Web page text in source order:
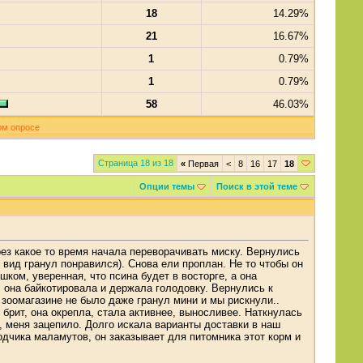
18
14.29%
21
16.67%
1
0.79%
1
0.79%
58
46.03%
опросе
Страница 18 из 18 «Первая < 8 16 17 18
Опции темы Поиск в этой теме
какое то время начала переворачивать миску. Вернулись
гранул понравился). Снова ели проплан. Не то чтобы он
уверенная, что псина будет в восторге, а она
байкотировала и держала голодовку. Вернулись к
не было даже гранул мини и мы рискнули..
она окрепла, стала активнее, выносливее. Наткнулась
зацепило. Долго искала варианты доставки в наш
маламутов, он заказывает для питомника этот корм и